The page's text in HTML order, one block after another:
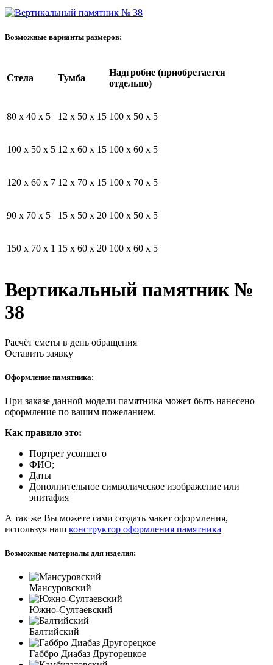
Возможные варианты размеров:
Стела Тумба
Надгробие (приобретается
отдельно)
80 x 40 x 5 12 x 50 x 15 100 x 50 x 5
100 x 50 x 5 12 x 60 x 15 100 x 60 x 5
120 x 60 x 7 12 x 70 x 15 100 x 70 x 5
90 x 70 x 5 15 x 50 x 20 100 x 50 x 5
150 x 70 x 1 15 x 60 x 20 100 x 60 x 5
Вертикальный памятник №
38
Расчёт сметы в день обращения
Оставить заявку
Оформление памятника:
При заказе данной модели памятника может быть нанесено
оформление по вашим пожеланием.
Как правило это:
Портрет усопшего
ФИО;
Даты
Дополнительное символическое изображение или
эпитафия
А так же Вы можете сами создать макет оформления,
используя наш конструктор оформления памятника
Возможные материалы для изделия:
Мансуровский
Южно-Султаевский
Балтийский
Габбро Диабаз Другорецкое